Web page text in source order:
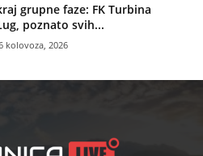
grupne faze: FK Turbina
poznato svih...
kolovoza, 2026